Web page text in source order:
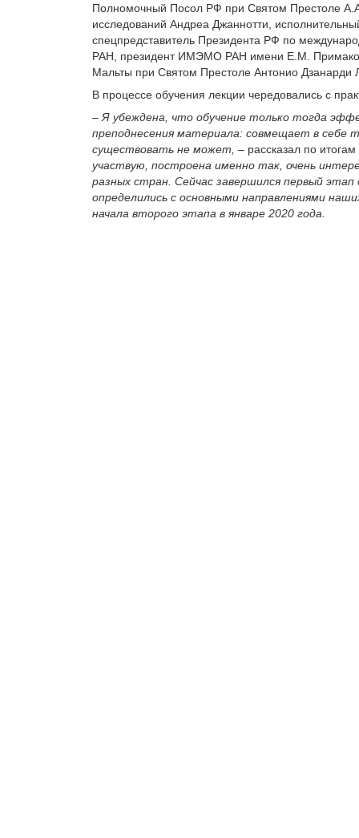
Полномочный Посол РФ при Святом Престоле
исследований Андреа Джаннотти,
спецпредставитель Президента РФ по
РАН, президент ИМЭМО РАН имени Е.М.
Мальты при Святом Престоле Антонио Дзанарди
В процессе обучения лекции чередовались с
– Я убеждена, что обучение только тогда
преподнесения материала: совмещает в себе
существовать не может, – рассказал по
участвую, построена именно так, очень
разных стран. Сейчас завершился первый
определились с основными направлениями
начала второго этапа в январе 2020 года.